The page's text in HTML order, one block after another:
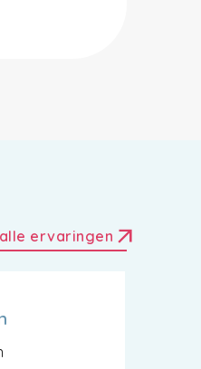
ervaringen arrow_outward